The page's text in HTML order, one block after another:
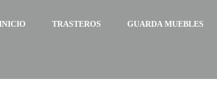
TRASTEROS GUARDA MUEBLES